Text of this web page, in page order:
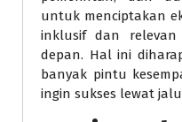
untuk menciptakan
inklusif dan
depan. Hal ini
banyak pintu
ingin sukses lewat